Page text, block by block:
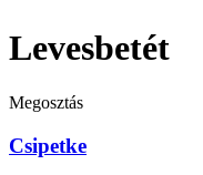
Levesbetét
Megosztás
Csipetke